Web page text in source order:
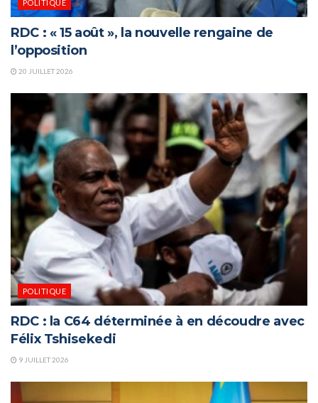
POLITIQUE
RDC : « 15 août », la nouvelle rengaine de
l’opposition
20 JUILLET 2026
POLITIQUE
RDC : la C64 déterminée à en découdre avec
Félix Tshisekedi
9 JUILLET 2026